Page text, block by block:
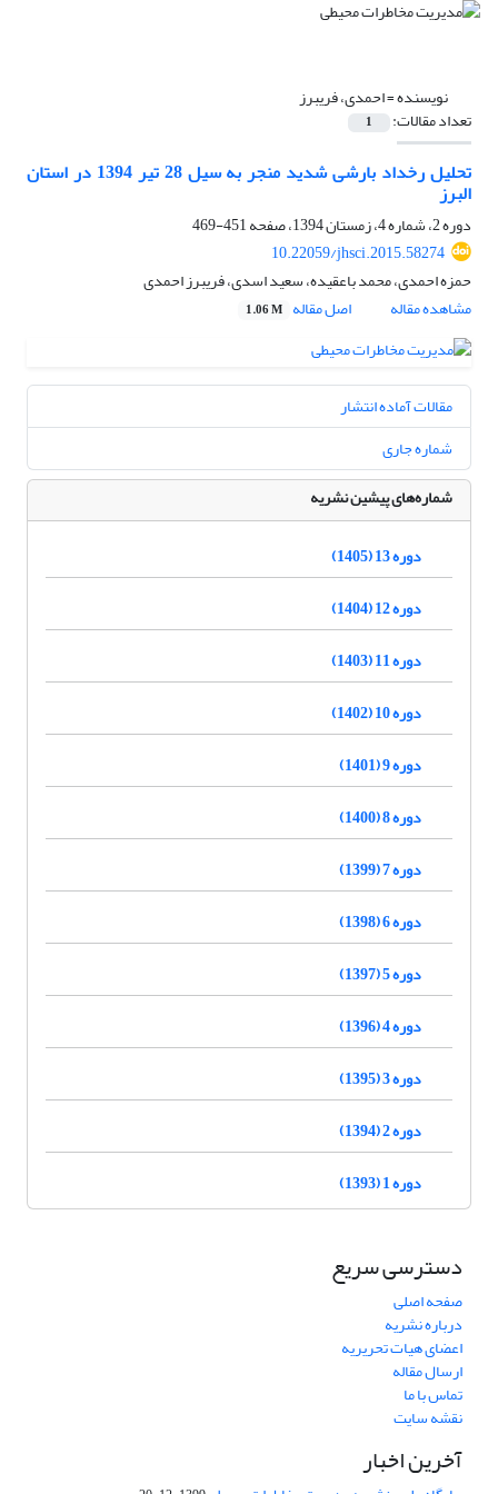
نویسنده =احمدی، فریبرز
تعداد مقالات: 1
تحلیل رخداد بارشی شدید منجر به سیل 28 تیر 1394 در استان
البرز
دوره 2، شماره 4، زمستان 1394، صفحه
451-469
10.22059/jhsci.2015.58274
حمزه احمدی، محمد باعقیده، سعید اسدی، فریبرز احمدی
مشاهده مقاله
اصل مقاله 1.06 M
مقالات آماده انتشار
شماره جاری
شماره‌های پیشین نشریه
دوره 13 (1405)
دوره 12 (1404)
دوره 11 (1403)
دوره 10 (1402)
دوره 9 (1401)
دوره 8 (1400)
دوره 7 (1399)
دوره 6 (1398)
دوره 5 (1397)
دوره 4 (1396)
دوره 3 (1395)
دوره 2 (1394)
دوره 1 (1393)
دسترسی سریع
صفحه اصلی
درباره نشریه
اعضای هیات تحریریه
ارسال مقاله
تماس با ما
نقشه سایت
آخرین اخبار